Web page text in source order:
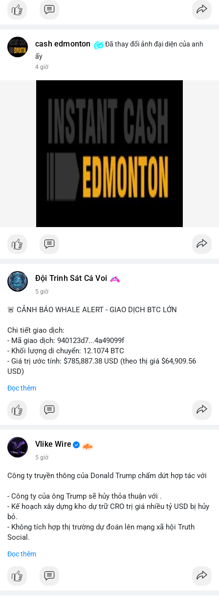
dữ liệu nonfarm payrolls Mỹ thấp hơn dự báo, làm giảm khả
tháng. NEAR giảm 4,1% xuống 1,5910 USD, chịu áp lực bán
mạnh.
tượng. Trump Media hủy thỏa thuận kho dự trữ CRO trị giá
nhiều tỷ USD, khiến CRO giảm mạnh.
- Tổ chức & Công nghệ: Bybit khởi kiện Triều Tiên và Lazarus
Group vụ hack 1,5 tỷ USD, đã nhận lệnh đóng băng tài sản.
Circle mở rộng USDC lên OKX qua X Layer. BitGo IPO thành
công ở mức 18 USD/cổ phiếu, định giá 2 tỷ USD.
Nhà đầu tư nên theo dõi sát dòng tiền cá voi khi xuất hiện
nhiều giao dịch lớn (từ 4 BTC đến 210 BTC) trong ngày, ưu tiên
Xem chi tiết các bài viết đầy đủ tại dòng thời gian của Vlike.vn!
#ofacsanctions
cash edmonton
Đã thay đổi ảnh đại diện của anh
ấy
4 giờ
Đội Trinh Sát Cá Voi
5 giờ
🚨 CẢNH BÁO WHALE ALERT - GIAO DỊCH BTC LỚN
Chi tiết giao dịch:
- Mã giao dịch: 940123d7...4a49099f
- Khối lượng di chuyển: 12.1074 BTC
- Giá trị ước tính: $785,887.38 USD (theo thị giá $64,909.56
USD)
Khối lượng 12.1 BTC tương đương gần 786 nghìn USD được di
Động thái này có thể là bước chuẩn bị thanh khoản để bán ra,
hoặc tái phân bổ tài sản giữa các ví nóng nhằm tối ưu phí giao
thấy cá voi đang thăm dò thanh khoản thị trường trước khi có
Lời khuyên cho nhà đầu tư nhỏ lẻ: Theo dõi xác nhận giao dịch
và dòng tiền tiếp theo từ ví nguồn. Khối lượng này chưa đủ tạo
áp lực bán mạnh, nhưng nếu xuất hiện thêm 2-3 giao dịch
tương tự trong 24 giờ tới, khả năng cao là sóng điều chỉnh
ở vùng giá hiện tại.
#12dot1btc #786kusd
Đọc thêm
Vlike Wire
5 giờ
Công ty truyền thông của Donald Trump chấm dứt hợp tác với
- Công ty của ông Trump sẽ hủy thỏa thuận với .
- Kế hoạch xây dựng kho dự trữ CRO trị giá nhiều tỷ USD bị hủy
bỏ.
- Không tích hợp thị trường dự đoán lên mạng xã hội Truth
Social.
#binancesquare
$cro
Đọc thêm